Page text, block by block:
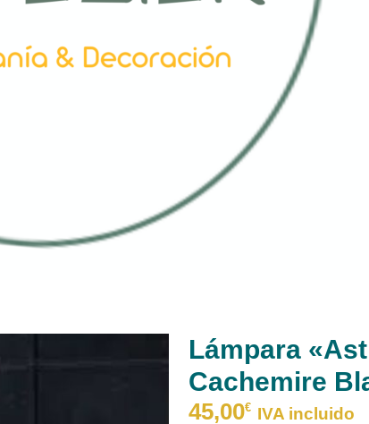
Lámpara
Cachemire
45,00€ IVA incluido